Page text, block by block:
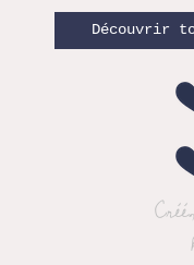
Découvrir